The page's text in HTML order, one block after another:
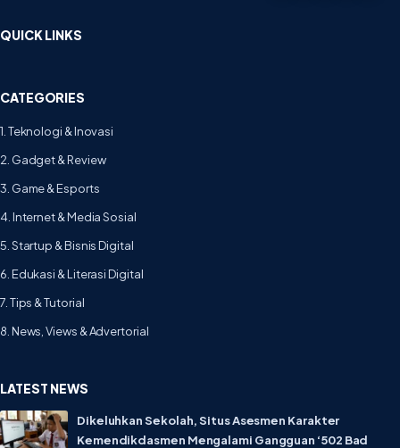
QUICK LINKS
CATEGORIES
1. Teknologi & Inovasi
2. Gadget & Review
3. Game & Esports
4. Internet & Media Sosial
5. Startup & Bisnis Digital
6. Edukasi & Literasi Digital
7. Tips & Tutorial
8. News, Views & Advertorial
LATEST NEWS
Dikeluhkan Sekolah, Situs Asesmen Karakter
Kemendikdasmen Mengalami Gangguan ‘502 Bad